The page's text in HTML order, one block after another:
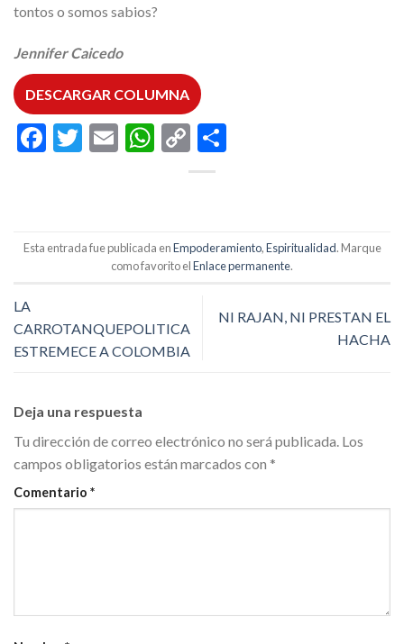
tontos o somos sabios?
Jennifer Caicedo
DESCARGAR COLUMNA
Facebook
Twitter
EmailWhatsApp
Copy
Link
Esta entrada fue publicada enEmpoderamiento,Espiritualidad. Marque
como favorito elEnlace permanente.
LA
CARROTANQUEPOLITICA
ESTREMECE A COLOMBIA
NI RAJAN, NI PRESTAN EL
HACHA
Deja una respuesta
Tu dirección de correo electrónico no será publicada. Los
campos obligatorios están marcados con *
Comentario *